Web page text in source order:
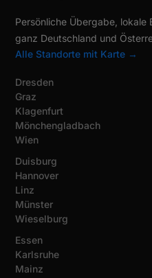
Persönliche Übergabe,
ganz Deutschland und
Alle Standorte mit Karte →
Dresden
Graz
Klagenfurt
Mönchengladbach
Wien
Duisburg
Hannover
Linz
Münster
Wieselburg
Essen
Karlsruhe
Mainz